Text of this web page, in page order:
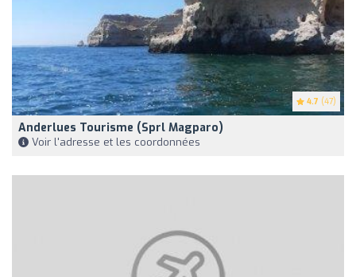
4.7 (47)
Anderlues Tourisme (Sprl Magparo)
Voir l'adresse et les coordonnées